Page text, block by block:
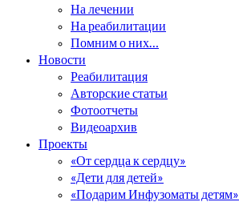
На лечении
На реабилитации
Помним о них…
Новости
Реабилитация
Авторские статьи
Фотоотчеты
Видеоархив
Проекты
«От сердца к сердцу»
«Дети для детей»
«Подарим Инфузоматы детям»